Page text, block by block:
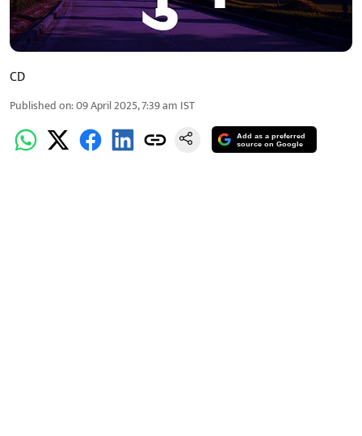
CD
Published on:09 April 2025, 7:39 am IST
Add as a preferred
source on Google